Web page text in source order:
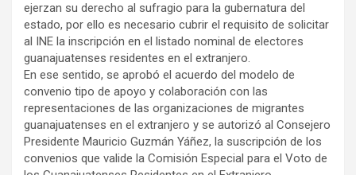
ejerzan su derecho al sufragio para la gubernatura del
estado, por ello es necesario cubrir el requisito de solicitar
al INE la inscripción en el listado nominal de electores
guanajuatenses residentes en el extranjero.
En ese sentido, se aprobó el acuerdo del modelo de
convenio tipo de apoyo y colaboración con las
representaciones de las organizaciones de migrantes
guanajuatenses en el extranjero y se autorizó al Consejero
Presidente Mauricio Guzmán Yáñez, la suscripción de los
convenios que valide la Comisión Especial para el Voto de